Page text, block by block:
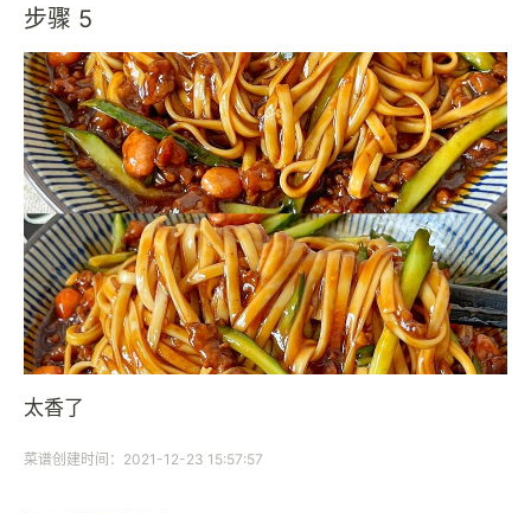
步骤 5
太香了
菜谱创建时间：2021-12-23 15:57:57